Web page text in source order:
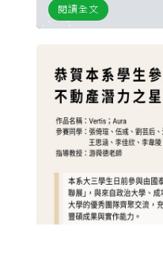
閱讀全文